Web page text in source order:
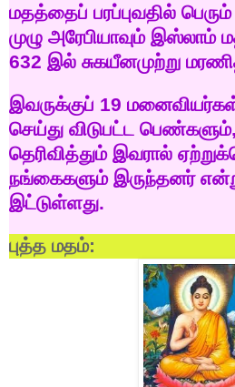
மதத்தைப் பரப்புவதில் பெரும்
முழு அரேபியாவும் இஸ்லாம்
632 இல் சுகயீனமுற்று
இவருக்குப் 19
செய்து விடுபட்ட பெண்களும்
தெரிவித்தும் இவரால்
நங்கைகளும் இருந்தனர்
இட்டுள்ளது.
புத்த மதம்: